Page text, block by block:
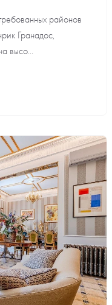
районов
Гранадос,
высо...